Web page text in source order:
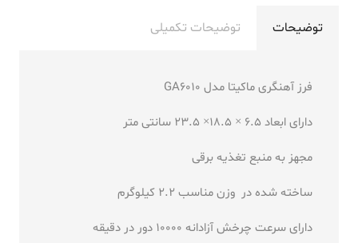
توضیحات توضیحات تکمیلی
فرز آهنگری ماکیتا مدل GA6010
دارای ابعاد 6.5 × 18.5× 23.5 سانتی متر
مجهز به منبع تغذیه برقی
ساخته شده در وزن مناسب 2.2 کیلوگرم
دارای سرعت چرخش آزادانه 10000 دور در دقیقه